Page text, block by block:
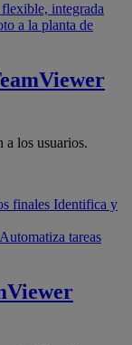
flexible, integrada
a la planta de
a los usuarios.
finales Identifica y
Automatiza tareas